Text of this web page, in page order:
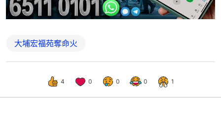
大埔宏福苑奪命火
4 0 0 0 1